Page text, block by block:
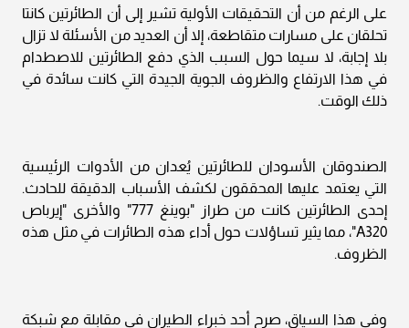
على الرغم من أن التحقيقات الأولية تشير إلى أن الطائرتين كانتا
تحلقان على مسارات متقاطعة، إلا أن العديد من الأسئلة لا تزال
بلا إجابة، لا سيما حول السبب الذي دفع الطائرتين للاصطدام
في هذا الارتفاع والظروف الجوية الجيدة التي كانت سائدة في
ذلك الوقت.
الصندوقان الأسودان للطائرتين يُعدان من الأدوات الرئيسية
التي يعتمد عليها المحققون لكشف الأسباب الدقيقة للحادث.
إحدى الطائرتين كانت من طراز "بوينغ 777" والأخرى "إيرباص
A320"، مما يثير تساؤلات حول أداء هذه الطائرات في مثل هذه
الظروف.
وفي هذا السياق، صرح أحد خبراء الطيران في مقابلة مع شبكة